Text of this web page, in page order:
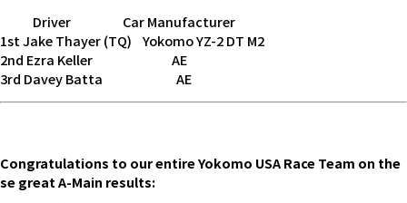
Driver Car Manufacturer
1st Jake Thayer (TQ) Yokomo YZ-2 DT M2
2nd Ezra Keller AE
3rd Davey Batta AE
Congratulations to our entire Yokomo USA Race Team on the
se great A-Main results: